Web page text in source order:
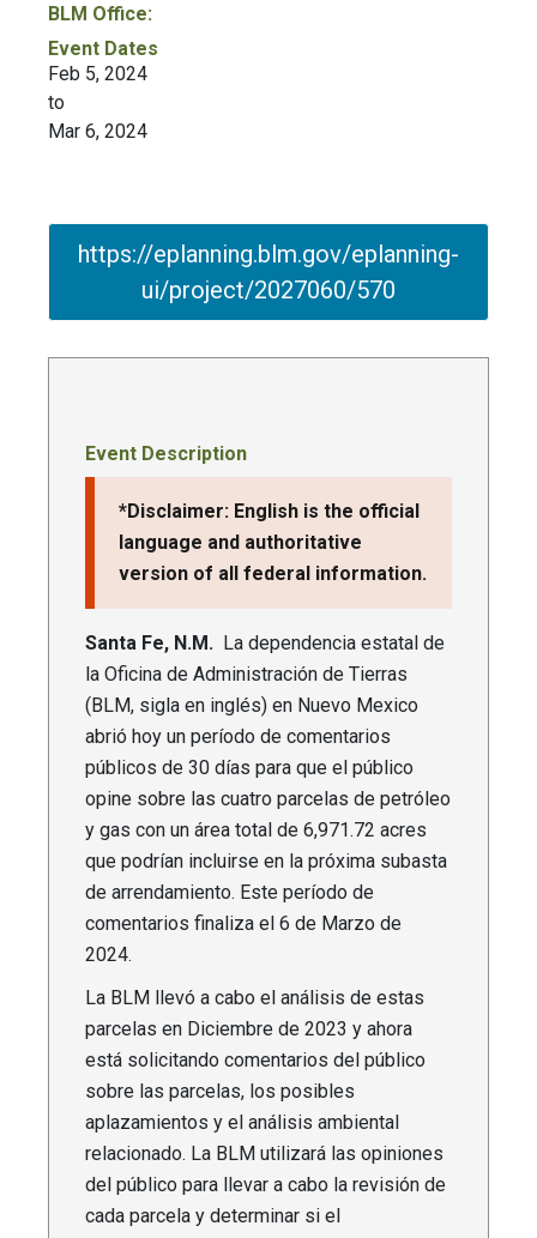
BLM Office:
Event Dates
Feb 5, 2024
to
Mar 6, 2024
https://eplanning.blm.gov/eplanning-
ui/project/2027060/570
Event Description
*Disclaimer: English is the official
language and authoritative
version of all federal information.
Santa Fe, N.M. La dependencia estatal de
la Oficina de Administración de Tierras
(BLM, sigla en inglés) en Nuevo Mexico
abrió hoy un período de comentarios
públicos de 30 días para que el público
opine sobre las cuatro parcelas de petróleo
y gas con un área total de 6,971.72 acres
que podrían incluirse en la próxima subasta
de arrendamiento. Este período de
comentarios finaliza el 6 de Marzo de
2024.
La BLM llevó a cabo el análisis de estas
parcelas en Diciembre de 2023 y ahora
está solicitando comentarios del público
sobre las parcelas, los posibles
aplazamientos y el análisis ambiental
relacionado. La BLM utilizará las opiniones
del público para llevar a cabo la revisión de
cada parcela y determinar si el